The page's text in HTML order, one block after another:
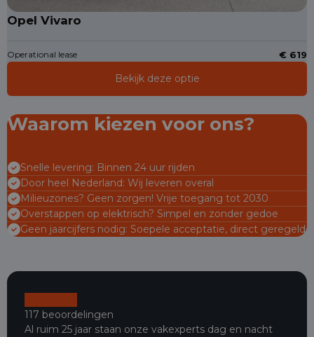
Opel Vivaro
Operational lease € 619
Bekijk deze optie
Waarom kiezen voor ons?
Snelle levering: Binnen 24 uur rijden
Door heel Nederland: Wij leveren overal
Milieuzones? Geen zorgen! Vrije toegang tot 2030
Overstappen op elektrisch? Simpel en zonder gedoe
Geen jaarcijfers nodig: Soepele acceptatie, direct geregeld
117 beoordelingen
Al ruim 25 jaar staan onze vakexperts dag en nacht